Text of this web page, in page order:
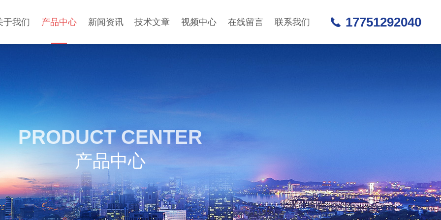
于我们 产品中心 新闻资讯 技术文章 视频中心 在线留言 联系我们 17751292040
PRODUCT CENTER
产品中心